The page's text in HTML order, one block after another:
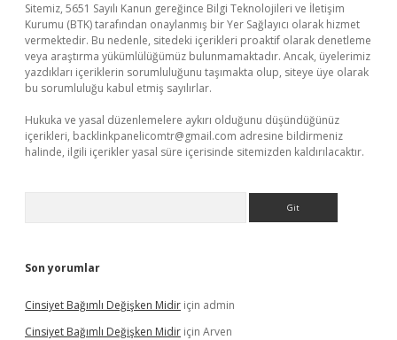
Sitemiz, 5651 Sayılı Kanun gereğince Bilgi Teknolojileri ve İletişim
Kurumu (BTK) tarafından onaylanmış bir Yer Sağlayıcı olarak hizmet
vermektedir. Bu nedenle, sitedeki içerikleri proaktif olarak denetleme
veya araştırma yükümlülüğümüz bulunmamaktadır. Ancak, üyelerimiz
yazdıkları içeriklerin sorumluluğunu taşımakta olup, siteye üye olarak
bu sorumluluğu kabul etmiş sayılırlar.
Hukuka ve yasal düzenlemelere aykırı olduğunu düşündüğünüz
içerikleri, backlinkpanelicomtr@gmail.com adresine bildirmeniz
halinde, ilgili içerikler yasal süre içerisinde sitemizden kaldırılacaktır.
Son yorumlar
Cinsiyet Bağımlı Değişken Midir için admin
Cinsiyet Bağımlı Değişken Midir için Arven